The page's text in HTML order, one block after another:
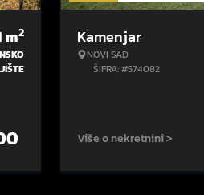
m2 Kamenjar
NOVI SAD
ŠIFRA: #574082
Više o nekretnini >